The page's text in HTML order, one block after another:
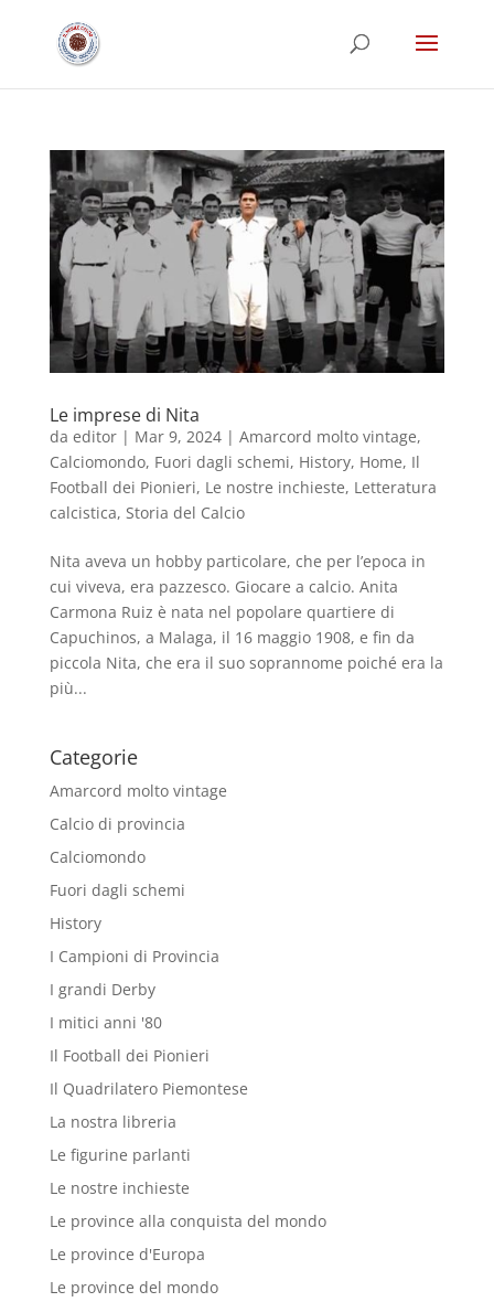
Le imprese di Nita
da editor| Mar 9, 2024| Amarcord molto vintage,
Calciomondo, Fuori dagli schemi, History, Home, Il
Football dei Pionieri, Le nostre inchieste, Letteratura
calcistica, Storia del Calcio
Nita aveva un hobby particolare, che per l’epoca in
cui viveva, era pazzesco. Giocare a calcio. Anita
Carmona Ruiz è nata nel popolare quartiere di
Capuchinos, a Malaga, il 16 maggio 1908, e fin da
piccola Nita, che era il suo soprannome poiché era la
più...
Categorie
Amarcord molto vintage
Calcio di provincia
Calciomondo
Fuori dagli schemi
History
I Campioni di Provincia
I grandi Derby
I mitici anni '80
Il Football dei Pionieri
Il Quadrilatero Piemontese
La nostra libreria
Le figurine parlanti
Le nostre inchieste
Le province alla conquista del mondo
Le province d'Europa
Le province del mondo